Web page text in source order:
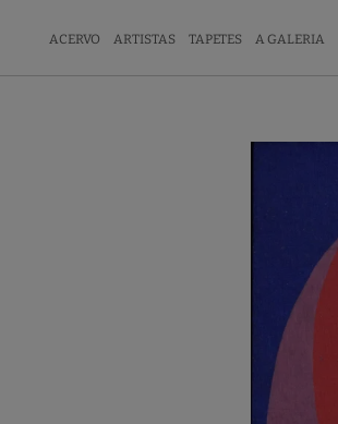
ACERVO ARTISTAS TAPETES A GALERIA